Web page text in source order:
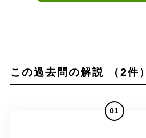
この過去問の解説 （2件）
01